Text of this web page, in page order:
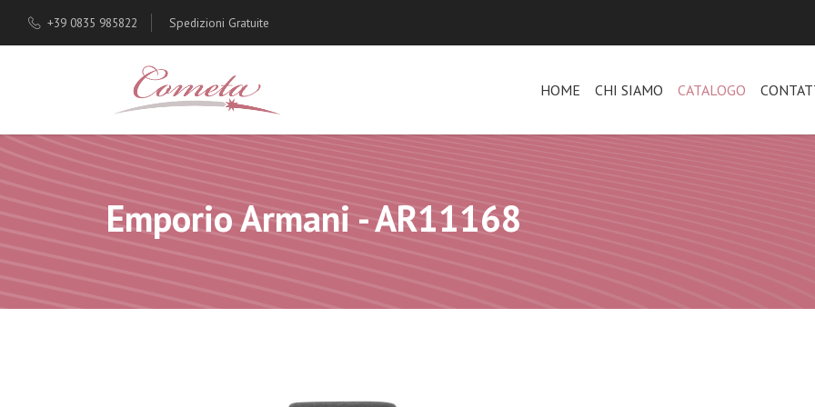
+39 0835 985822 Spedizioni Gratuite
HOME CHI SIAMO CATALOGO
Emporio Armani - AR11168